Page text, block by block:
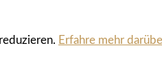
Erfahre mehr